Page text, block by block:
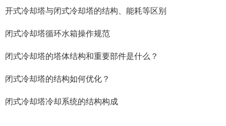
开式冷却塔与闭式冷却塔的结构、能耗等区别
闭式冷却塔循环水箱操作规范
闭式冷却塔的塔体结构和重要部件是什么？
闭式冷却塔的结构如何优化？
闭式冷却塔冷却系统的结构构成